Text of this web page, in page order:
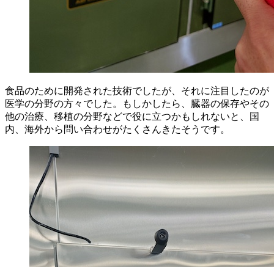
食品のために開発された技術でしたが、それに注目したのが
医学の分野の方々でした。もしかしたら、臓器の保存やその
他の治療、移植の分野などで役に立つかもしれないと、国
内、海外から問い合わせがたくさんきたそうです。